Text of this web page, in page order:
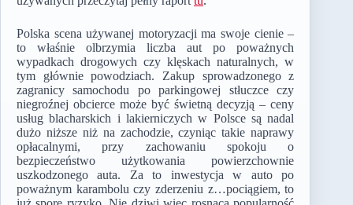
Polska scena używanej motoryzacji ma swoje cienie –
to właśnie olbrzymia liczba aut po poważnych
wypadkach drogowych czy klęskach naturalnych, w
tym głównie powodziach. Zakup sprowadzonego z
zagranicy samochodu po parkingowej stłuczce czy
niegroźnej obcierce może być świetną decyzją – ceny
usług blacharskich i lakierniczych w Polsce są nadal
dużo niższe niż na zachodzie, czyniąc takie naprawy
opłacalnymi, przy zachowaniu spokoju o
bezpieczeństwo użytkowania powierzchownie
uszkodzonego auta. Za to inwestycja w auto po
poważnym karambolu czy zderzeniu z…pociągiem, to